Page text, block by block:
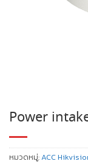
Power
หมวดหมู่:ACC